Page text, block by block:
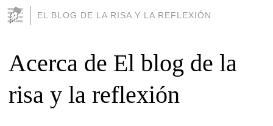
EL BLOG DE LA RISA Y LA REFLEXIÓN
Acerca de El blog de la
risa y la reflexión